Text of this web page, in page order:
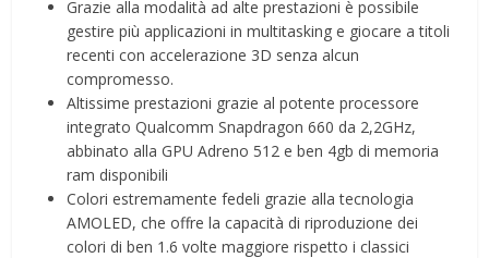
Grazie alla modalità ad alte prestazioni è possibile
gestire più applicazioni in multitasking e giocare a titoli
recenti con accelerazione 3D senza alcun
compromesso.
Altissime prestazioni grazie al potente processore
integrato Qualcomm Snapdragon 660 da 2,2GHz,
abbinato alla GPU Adreno 512 e ben 4gb di memoria
ram disponibili
Colori estremamente fedeli grazie alla tecnologia
AMOLED, che offre la capacità di riproduzione dei
colori di ben 1.6 volte maggiore rispetto i classici